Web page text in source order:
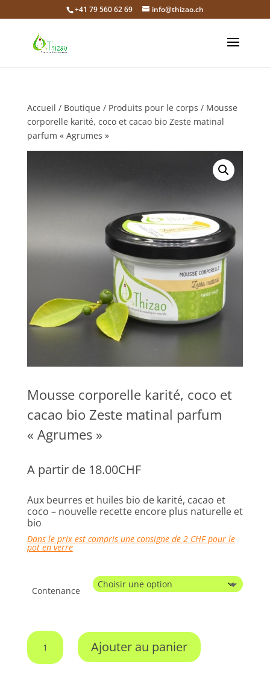
+41 79 560 62 69 info@thizao.ch
Accueil / Boutique / Produits pour le corps / Mousse
corporelle karité, coco et cacao bio Zeste matinal
parfum « Agrumes »
Mousse corporelle karité, coco et
cacao bio Zeste matinal parfum
« Agrumes »
A partir de 18.00CHF
Aux beurres et huiles bio de karité, cacao et
coco – nouvelle recette encore plus naturelle et
bio
Dans le prix est compris une consigne de 2 CHF pour le
pot en verre
Contenance
quantité
de
Mousse
Ajouter au panier